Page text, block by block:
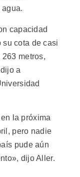
capacidad
su cota de casi
metros,
a
la próxima
pero nadie
pude aún
dijo Aller.